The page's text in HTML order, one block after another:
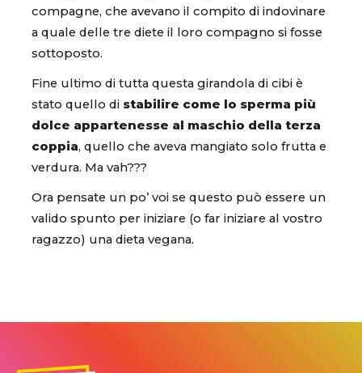
compagne, che avevano il compito di indovinare
a quale delle tre diete il loro compagno si fosse
sottoposto.
Fine ultimo di tutta questa girandola di cibi è
stato quello di stabilire come lo sperma più
dolce appartenesse al maschio della terza
coppia, quello che aveva mangiato solo frutta e
verdura. Ma vah???
Ora pensate un po’ voi se questo può essere un
valido spunto per iniziare (o far iniziare al vostro
ragazzo) una dieta vegana.